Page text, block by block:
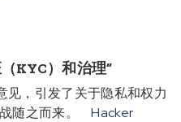
KYC）和治理”
见，引发了关于隐私和权力
随之而来。
Hacker